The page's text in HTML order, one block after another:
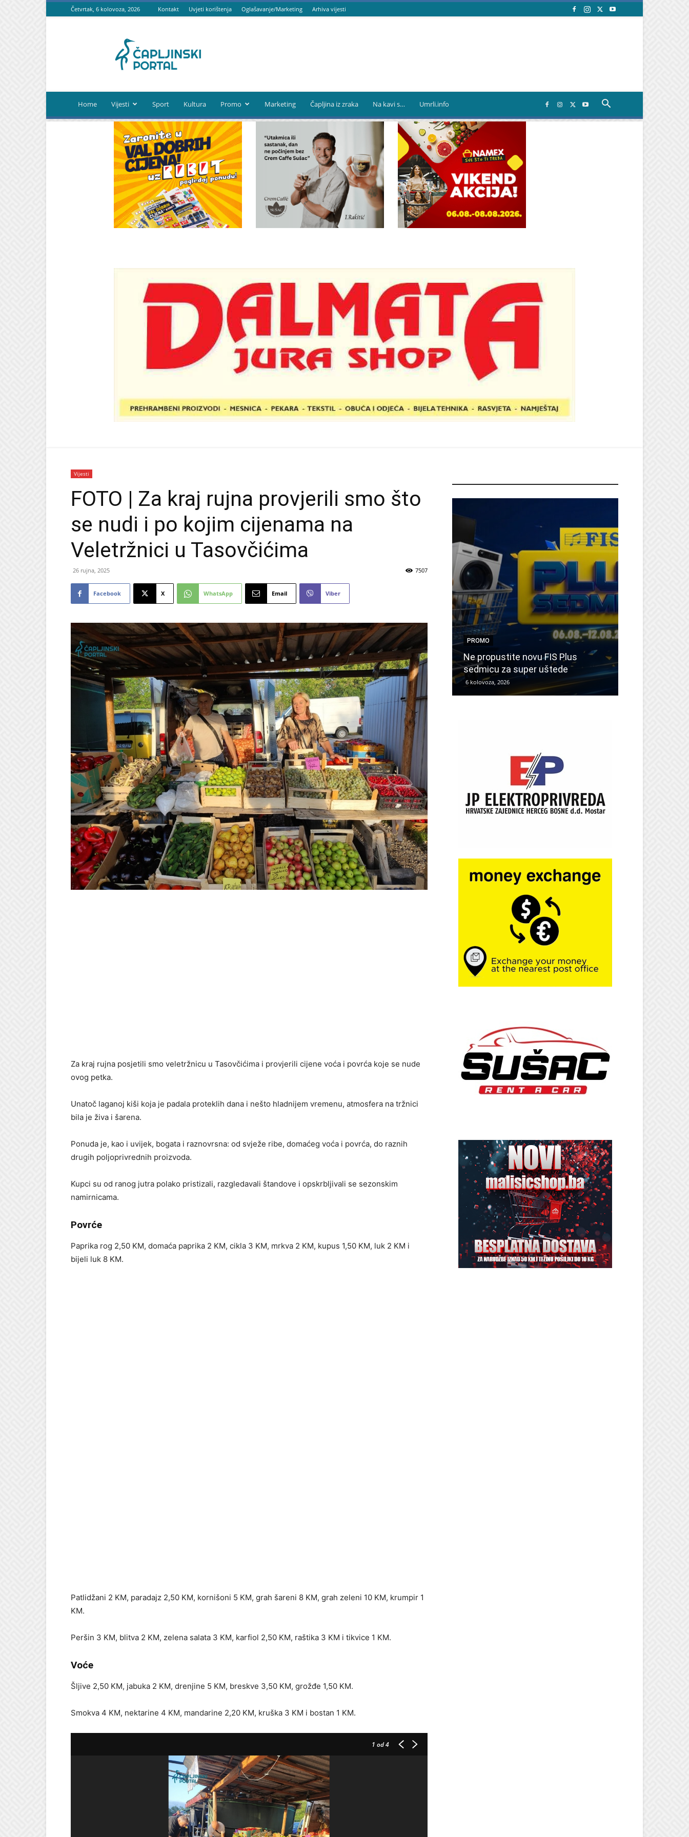
Četvrtak, 6 kolovoza, 2026 Kontakt Uvjeti korištenja Oglašavanje/Marketing Arhiva vijesti
portal
Home Vijesti Sport Kultura Promo Marketing Čapljina iz zraka Na kavi s… Umrli.info
Vijesti
FOTO | Za kraj rujna provjerili smo što
se nudi i po kojim cijenama na
Veletržnici u Tasovčićima
26 rujna, 2025 7507
Facebook X WhatsApp Email Viber
Za kraj rujna posjetili smo veletržnicu u Tasovčićima i provjerili cijene voća i povrća koje se nude
ovog petka.
Unatoč laganoj kiši koja je padala proteklih dana i nešto hladnijem vremenu, atmosfera na tržnici
bila je živa i šarena.
Ponuda je, kao i uvijek, bogata i raznovrsna: od svježe ribe, domaćeg voća i povrća, do raznih
drugih poljoprivrednih proizvoda.
Kupci su od ranog jutra polako pristizali, razgledavali štandove i opskrbljivali se sezonskim
namirnicama.
Povrće
Paprika rog 2,50 KM, domaća paprika 2 KM, cikla 3 KM, mrkva 2 KM, kupus 1,50 KM, luk 2 KM i
bijeli luk 8 KM.
Patlidžani 2 KM, paradajz 2,50 KM, kornišoni 5 KM, grah šareni 8 KM, grah zeleni 10 KM, krumpir 1
KM.
Peršin 3 KM, blitva 2 KM, zelena salata 3 KM, karfiol 2,50 KM, raštika 3 KM i tikvice 1 KM.
Voće
Šljive 2,50 KM, jabuka 2 KM, drenjine 5 KM, breskve 3,50 KM, grožđe 1,50 KM.
Smokva 4 KM, nektarine 4 KM, mandarine 2,20 KM, kruška 3 KM i bostan 1 KM.
1 od 4
PROMO
Ne propustite novu FIS Plus
sedmicu za super uštede
6 kolovoza, 2026